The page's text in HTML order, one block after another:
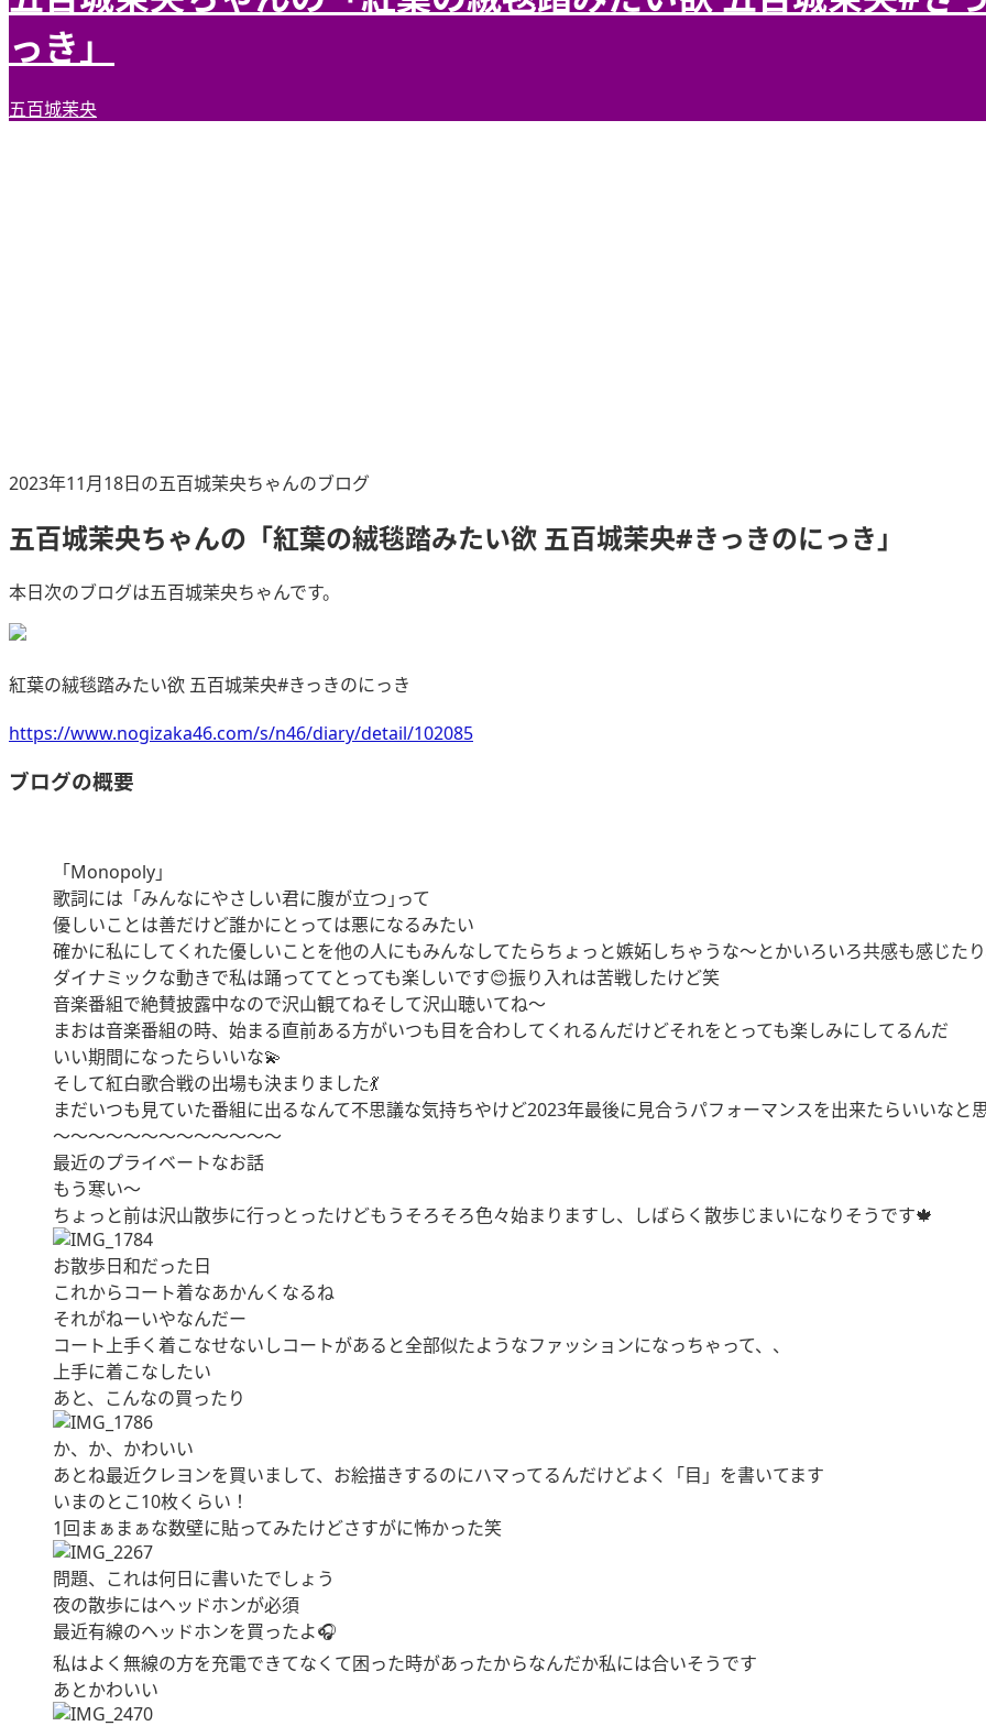
っき」
五百城茉央
2023年11月18日の五百城茉央ちゃんのブログ
五百城茉央ちゃんの「紅葉の絨毯踏みたい欲 五百城茉央#きっきのにっき」
本日次のブログは五百城茉央ちゃんです。
紅葉の絨毯踏みたい欲 五百城茉央#きっきのにっき
https://www.nogizaka46.com/s/n46/diary/detail/102085
ブログの概要
「Monopoly｣
歌詞には「みんなにやさしい君に腹が立つ｣って
優しいことは善だけど誰かにとっては悪になるみたい
確かに私にしてくれた優しいことを他の人にもみんなしてたらちょっと嫉妬しちゃうな〜とかいろいろ共感も感じた
ダイナミックな動きで私は踊っててとっても楽しいです😊振り入れは苦戦したけど笑
音楽番組で絶賛披露中なので沢山観てねそして沢山聴いてね〜
まおは音楽番組の時、始まる直前ある方がいつも目を合わしてくれるんだけどそれをとっても楽しみにしてるんだ
いい期間になったらいいな💫
そして紅白歌合戦の出場も決まりました💃
まだいつも見ていた番組に出るなんて不思議な気持ちやけど2023年最後に見合うパフォーマンスを出来たらいいなと
〜〜〜〜〜〜〜〜〜〜〜〜〜
最近のプライベートなお話
もう寒い〜
ちょっと前は沢山散歩に行っとったけどもうそろそろ色々始まりますし、しばらく散歩じまいになりそうです🍁
お散歩日和だった日
これからコート着なあかんくなるね
それがねーいやなんだー
コート上手く着こなせないしコートがあると全部似たようなファッションになっちゃって、、
上手に着こなしたい
あと、こんなの買ったり
か、か、かわいい
あとね最近クレヨンを買いまして、お絵描きするのにハマってるんだけどよく「目」を書いてます
いまのとこ10枚くらい！
1回まぁまぁな数壁に貼ってみたけどさすがに怖かった笑
問題、これは何日に書いたでしょう
夜の散歩にはヘッドホンが必須
最近有線のヘッドホンを買ったよ🎧
私はよく無線の方を充電できてなくて困った時があったからなんだか私には合いそうです
あとかわいい